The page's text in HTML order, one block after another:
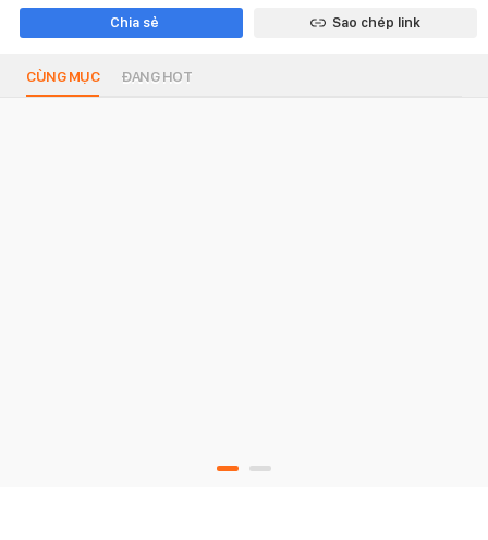
Chia sẻ Sao chép link
CÙNG MỤC ĐANG HOT